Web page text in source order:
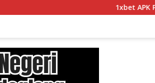
1xbet APK Promo